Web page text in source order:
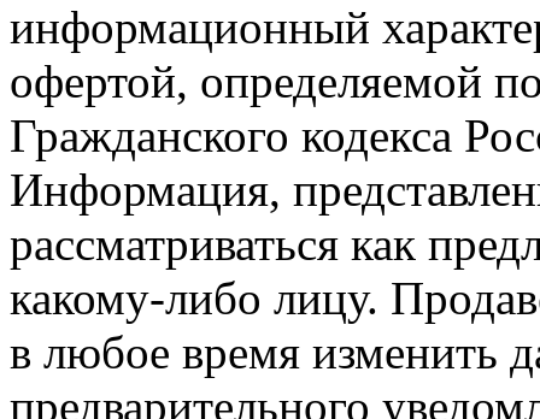
информационный
офертой, определяемой
Гражданского кодекса
Информация,
рассматриваться как
какому-либо лицу.
в любое время изменить
предварительного